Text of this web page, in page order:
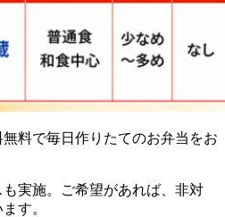
料で毎日作りたてのお弁当をお
実施。ご希望があれば、非対
す。